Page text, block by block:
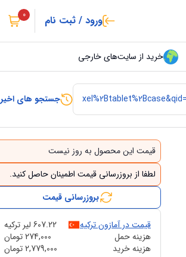
ورود / ثبت نام 0
خرید از سایت‌های خارجی
جستجو های اخیر
قیمت این محصول به روز نیست
لطفا از بروزرسانی قیمت اطمینان حاصل کنید.
بروزرسانی قیمت
قیمت در آمازون ترکیه 607.22 لیر ترکیه
هزینه حمل
274,000 تومان
هزینه خرید
2,779,000 تومان